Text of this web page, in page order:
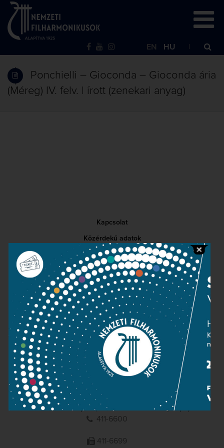
EN HU
Ponchielli – Gioconda – Gioconda ária
(Méreg) IV. felv. | írott (zenekari anyag)
Kapcsolat
Közérdekű adatok
Sajtószoba
Adatvédelem
Impresszum
NEMZETI
FILHARMONIKUSOK
1095 Budapest, Komor Marcell u. 1. (Müpa)
411-6600
411-6699